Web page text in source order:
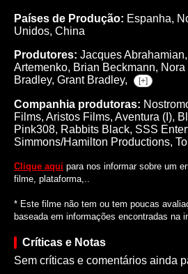
Países de Produção: Espanha,
Unidos, China
Produtores: Jacques Abrahamian,
Artemenko, Brian Beckmann,
Bradley, Grant Bradley, [+]
Companhia produtoras:
Films, Aristos Films, Aventura (I),
Pink308, Rabbits Black, SSS
Simmons/Hamilton Productions,
Clique aqui para nos informar sobre um
filme, plataforma,..
* Este filme não tem ou tem poucas
baseada em informações encontradas na
Críticas e Notas
Sem críticas e comentários ainda